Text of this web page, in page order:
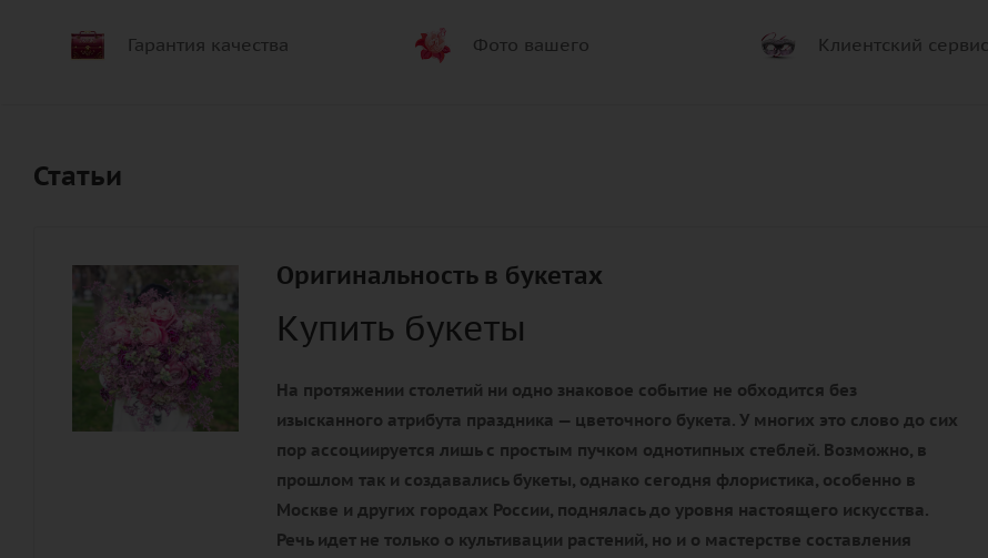
Гарантия качества Фото вашего Клиентский сервис
Статьи
Оригинальность в букетах
Купить букеты
На протяжении столетий ни одно знаковое событие не обходится без
изысканного атрибута праздника — цветочного букета. У многих это слово до сих
пор ассоциируется лишь с простым пучком однотипных стеблей. Возможно, в
прошлом так и создавались букеты, однако сегодня флористика, особенно в
Москве и других городах России, поднялась до уровня настоящего искусства.
Речь идет не только о культивации растений, но и о мастерстве составления